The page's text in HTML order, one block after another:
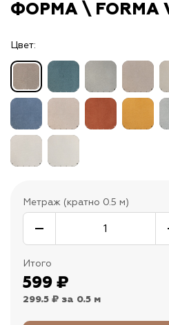
ФОРМА \ FORMA
Цвет:
Метраж (кратно 0.5 м)
Итого
599 ₽
299.5 ₽ за 0.5 м